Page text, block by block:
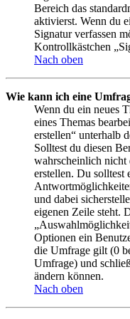
Bereich das
aktivierst. Wenn du
Signatur verfassen
Kontrollkästchen
Nach oben
Wie kann ich eine
Wenn du ein neues
eines Themas
erstellen“ unterhalb
Solltest du diesen
wahrscheinlich nicht
erstellen. Du solltest
und dabei
eigenen Zeile steht.
Optionen ein
die Umfrage gilt (0
Umfrage) und
ändern können.
Nach oben